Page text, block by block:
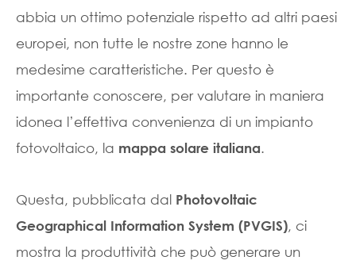
abbia un ottimo potenziale rispetto ad altri paesi
europei, non tutte le nostre zone hanno le
medesime caratteristiche. Per questo è
importante conoscere, per valutare in maniera
idonea l’effettiva convenienza di un impianto
fotovoltaico, la mappa solare italiana.
Questa, pubblicata dal Photovoltaic
Geographical Information System (PVGIS), ci
mostra la produttività che può generare un